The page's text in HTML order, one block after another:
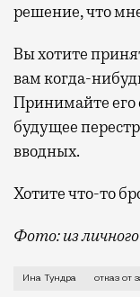
решение, что
Вы хотите
вам когда-
Принимайте его
будущее
вводных.
Хотите что-то
Фото: из
Ина
Ина Тундра отказ от